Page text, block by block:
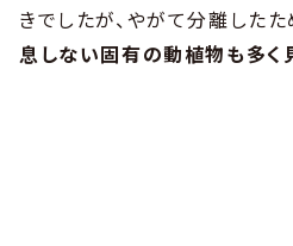
きでしたが、やがて分離したた
息しない固有の動植物も多く